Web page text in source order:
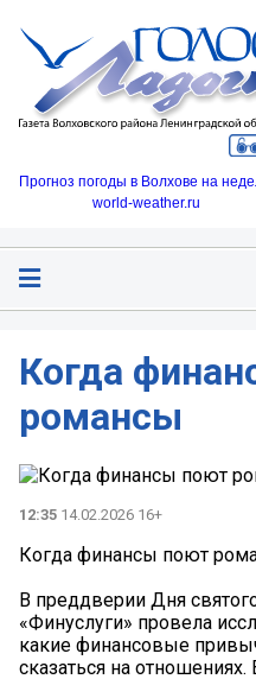
Прогноз погоды в Волхове на
world-weather.ru
Когда
романсы
12:35 14.02.2026 16+
Когда финансы поют
В преддверии Дня
«Финуслуги» провела
какие финансовые
сказаться на